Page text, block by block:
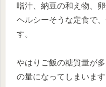
噌汁、納豆の和え物、
ヘルシーそうな定食で
す。
やはりご飯の糖質量が
の量になってしまいます